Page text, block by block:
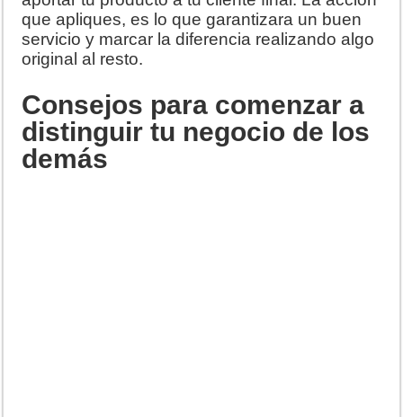
que apliques, es lo que garantizara un buen
servicio y marcar la diferencia realizando algo
original al resto.
Consejos para comenzar a
distinguir tu negocio de los
demás